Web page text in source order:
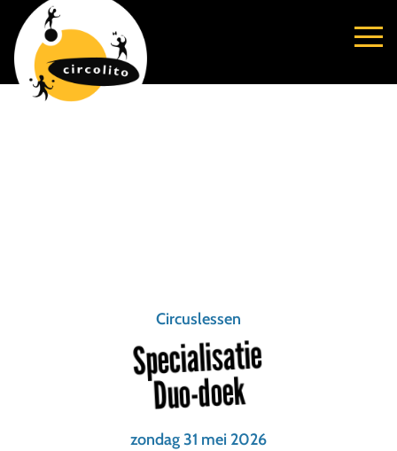
Circuslessen
Specialisatie
Duo-doek
zondag 31 mei 2026